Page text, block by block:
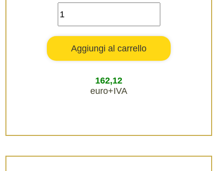
162,12
euro+IVA